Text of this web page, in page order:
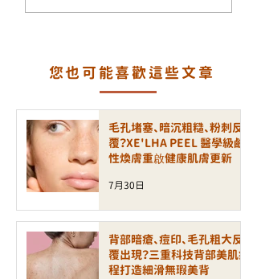
您也可能喜歡這些文章
毛孔堵塞、暗沉粗糙、粉刺反
覆？XE'LHA PEEL 醫學級鹼
性煥膚重啟健康肌膚更新
7月30日
背部暗瘡、痘印、毛孔粗大反
覆出現？三重科技背部美肌療
程打造細滑無瑕美背